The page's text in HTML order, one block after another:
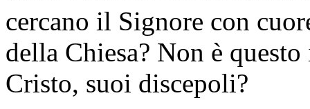
cercano il Signore con
della Chiesa? Non è
Cristo, suoi discepoli?